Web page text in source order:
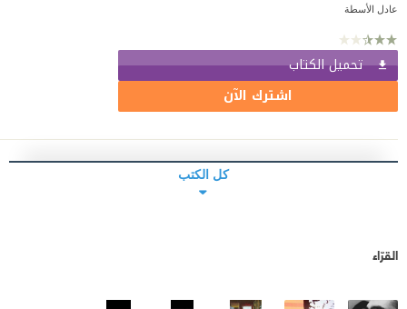
عادل الأسطة
تحميل الكتاب
اشترك الآن
كل الكتب
القرّاء